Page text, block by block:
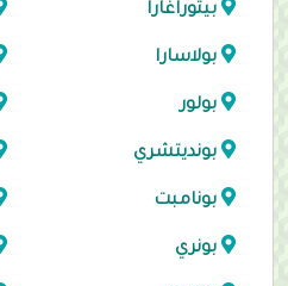
بيثوراغارا
بولاسارا
بولور
بونديتشري
بونامبت
بونري